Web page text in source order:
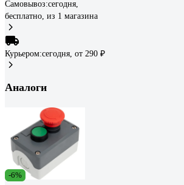
Самовывоз:сегодня,
бесплатно, из 1 магазина
Курьером:сегодня, от 290 ₽
Аналоги
-6%